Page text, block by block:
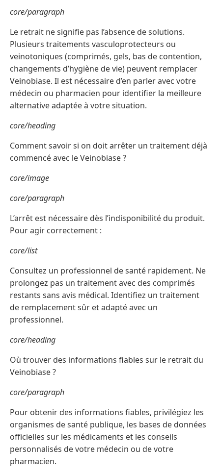
core/paragraph
Le retrait ne signifie pas l’absence de solutions.
Plusieurs traitements vasculoprotecteurs ou
veinotoniques (comprimés, gels, bas de contention,
changements d’hygiène de vie) peuvent remplacer
Veinobiase. Il est nécessaire d’en parler avec votre
médecin ou pharmacien pour identifier la meilleure
alternative adaptée à votre situation.
core/heading
Comment savoir si on doit arrêter un traitement déjà
commencé avec le Veinobiase ?
core/image
core/paragraph
L’arrêt est nécessaire dès l’indisponibilité du produit.
Pour agir correctement :
core/list
Consultez un professionnel de santé rapidement. Ne
prolongez pas un traitement avec des comprimés
restants sans avis médical. Identifiez un traitement
de remplacement sûr et adapté avec un
professionnel.
core/heading
Où trouver des informations fiables sur le retrait du
Veinobiase ?
core/paragraph
Pour obtenir des informations fiables, privilégiez les
organismes de santé publique, les bases de données
officielles sur les médicaments et les conseils
personnalisés de votre médecin ou de votre
pharmacien.